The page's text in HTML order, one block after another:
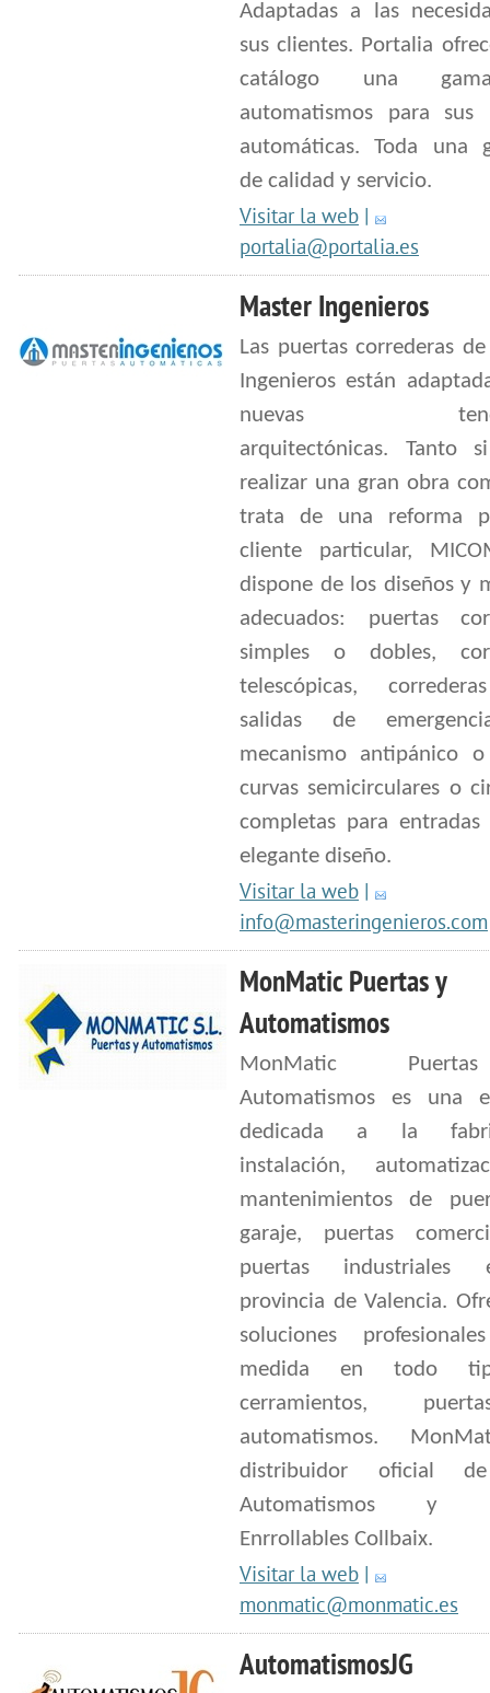
Adaptadas a las
sus clientes. Portalia
catálogo una
automatismos para sus
automáticas. Toda una
de calidad y servicio.
Visitar la web |
portalia@portalia.es
Master Ingenieros
Las puertas correderas
Ingenieros están
nuevas
arquitectónicas. Tanto
realizar una gran obra
trata de una reforma
cliente particular,
dispone de los diseños y
adecuados: puertas
simples o dobles,
telescópicas,
salidas de
mecanismo antipánico
curvas semicirculares o
completas para
elegante diseño.
Visitar la web |
info@masteringenieros.com
MonMatic Puertas y
Automatismos
MonMatic
Automatismos es una
dedicada a la
instalación,
mantenimientos de
garaje, puertas
puertas
provincia de Valencia.
soluciones
medida en todo
cerramientos,
automatismos.
distribuidor oficial
Automatismos y
Enrrollables Collbaix.
Visitar la web |
monmatic@monmatic.es
AutomatismosJG